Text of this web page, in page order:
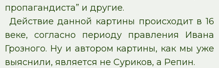
пропагандиста” и другие.
Действие данной картины происходит в 16
веке, согласно периоду правления Ивана
Грозного. Ну и автором картины, как мы уже
выяснили, является не Суриков, а Репин.